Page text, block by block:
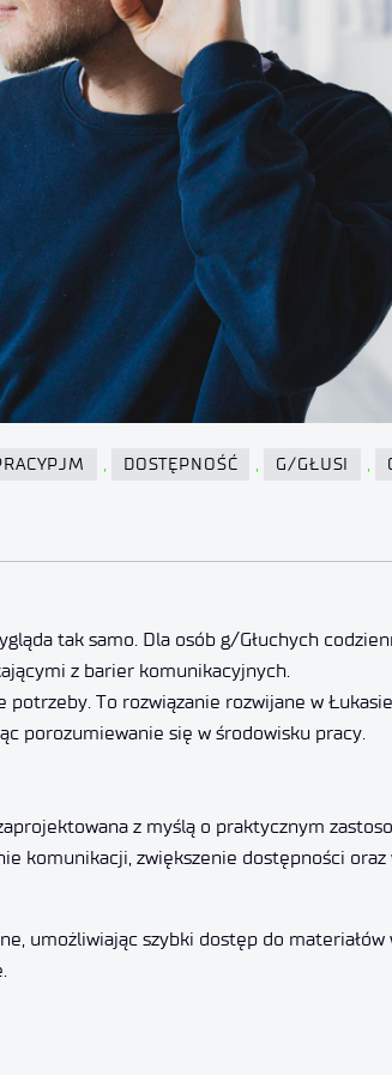
, DOSTĘPNOŚĆ , G/GŁUSI ,
tak samo. Dla osób g/Głuchych
z barier komunikacyjnych.
To rozwiązanie rozwijane w
porozumiewanie się w środowisku pracy.
z myślą o praktycznym
komunikacji, zwiększenie dostępności
umożliwiając szybki dostęp do